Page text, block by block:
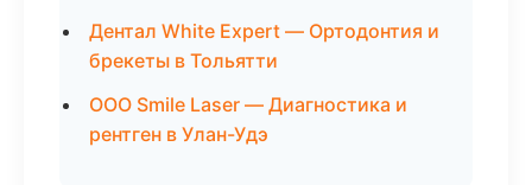
Дентал White Expert — Ортодонтия и
брекеты в Тольятти
ООО Smile Laser — Диагностика и
рентген в Улан-Удэ